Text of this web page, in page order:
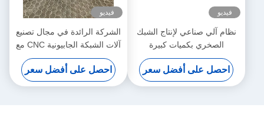
فيديو
نظام آلي صناعي لإنتاج الشبك
الصخري بكميات كبيرة
احصل على أفضل سعر
فيديو
الشركة الرائدة في مجال تصنيع
آلات الشبكة الجابيونية CNC مع
30 عاما من الخبرة
احصل على أفضل سعر